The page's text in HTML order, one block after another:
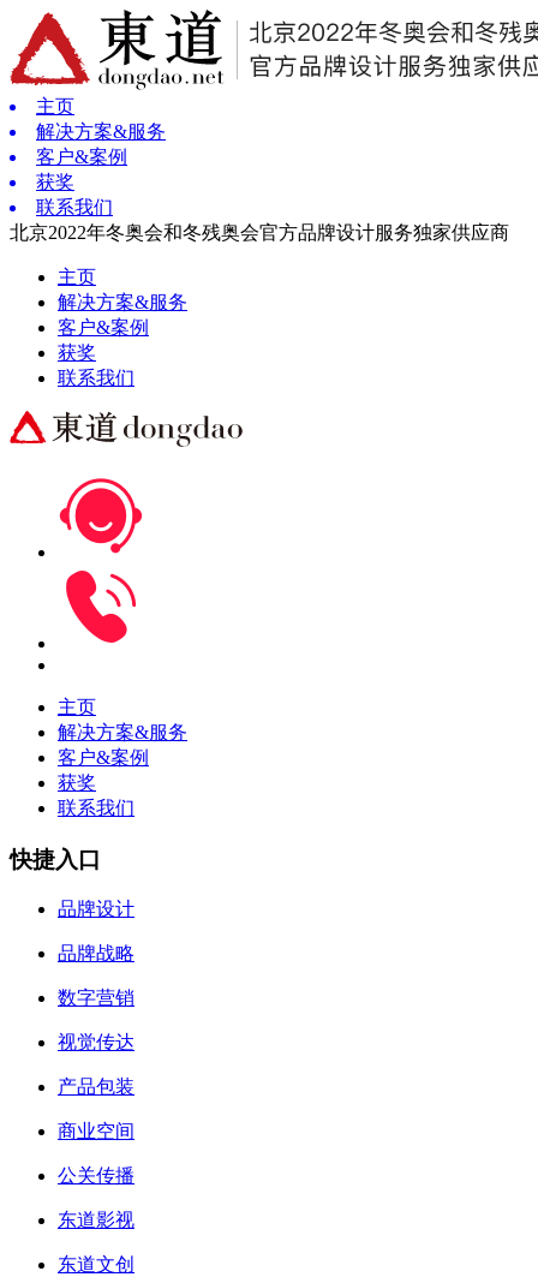
主页
解决方案&服务
客户&案例
获奖
联系我们
北京2022年冬奥会和冬残奥会官方品牌设计服务独家供应商
主页
解决方案&服务
客户&案例
获奖
联系我们
主页
解决方案&服务
客户&案例
获奖
联系我们
快捷入口
品牌设计
品牌战略
数字营销
视觉传达
产品包装
商业空间
公关传播
东道影视
东道文创